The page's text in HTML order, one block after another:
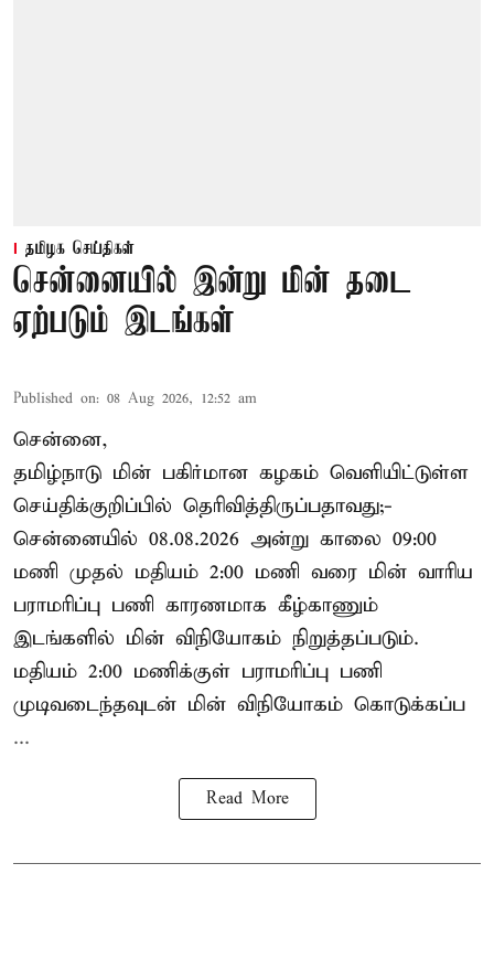
தமிழக செய்திகள்
சென்னையில் இன்று மின் தடை
ஏற்படும் இடங்கள்
Published on: 08 Aug 2026, 12:52 am
சென்னை,
தமிழ்நாடு மின் பகிர்மான கழகம் வெளியிட்டுள்ள
செய்திக்குறிப்பில் தெரிவித்திருப்பதாவது;-
சென்னையில் 08.08.2026 அன்று காலை 09:00
மணி முதல் மதியம் 2:00 மணி வரை மின் வாரிய
பராமரிப்பு பணி காரணமாக கீழ்காணும்
இடங்களில் மின் விநியோகம் நிறுத்தப்படும்.
மதியம் 2:00 மணிக்குள் பராமரிப்பு பணி
முடிவடைந்தவுடன் மின் விநியோகம் கொடுக்கப்ப
...
Read More